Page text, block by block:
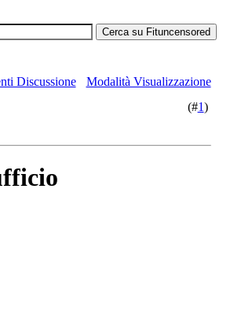
Discussione
Modalità Visualizzazione
(#1)